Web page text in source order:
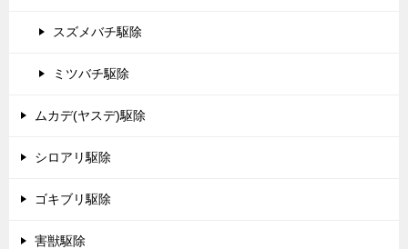
スズメバチ駆除
ミツバチ駆除
ムカデ(ヤスデ)駆除
シロアリ駆除
ゴキブリ駆除
害獣駆除